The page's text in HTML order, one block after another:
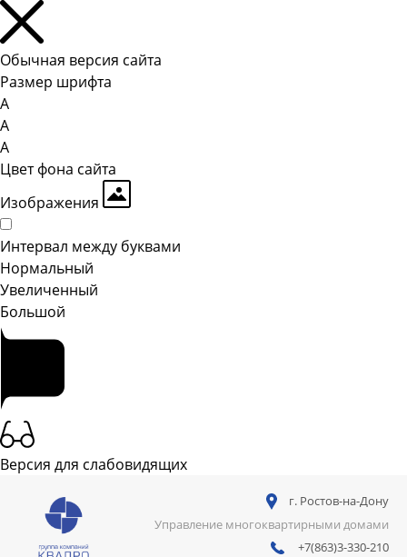
Обычная версия сайта
Размер шрифта
A
A
A
Цвет фона сайта
Изображения
Интервал между буквами
Hормальный
Увеличенный
Большой
Версия для слабовидящих
г. Ростов-на-Дону
Управление многоквартирными домами
+7(863)3-330-210
Вакансии